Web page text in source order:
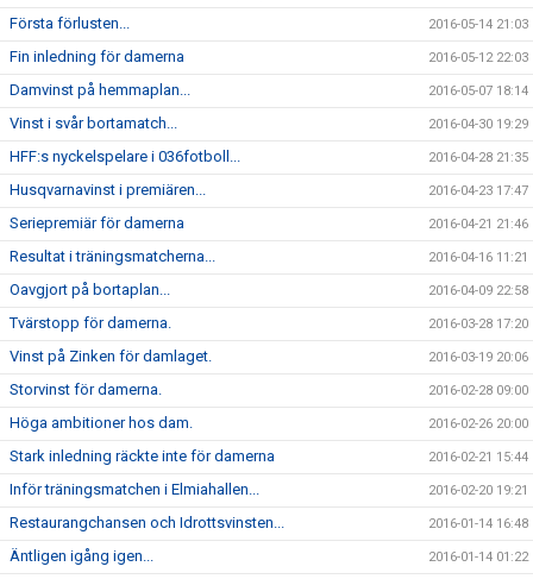
Första förlusten... 2016-05-14 21:03
Fin inledning för damerna 2016-05-12 22:03
Damvinst på hemmaplan... 2016-05-07 18:14
Vinst i svår bortamatch... 2016-04-30 19:29
HFF:s nyckelspelare i 036fotboll... 2016-04-28 21:35
Husqvarnavinst i premiären... 2016-04-23 17:47
Seriepremiär för damerna 2016-04-21 21:46
Resultat i träningsmatcherna... 2016-04-16 11:21
Oavgjort på bortaplan... 2016-04-09 22:58
Tvärstopp för damerna. 2016-03-28 17:20
Vinst på Zinken för damlaget. 2016-03-19 20:06
Storvinst för damerna. 2016-02-28 09:00
Höga ambitioner hos dam. 2016-02-26 20:00
Stark inledning räckte inte för damerna 2016-02-21 15:44
Inför träningsmatchen i Elmiahallen... 2016-02-20 19:21
Restaurangchansen och Idrottsvinsten... 2016-01-14 16:48
Äntligen igång igen... 2016-01-14 01:22